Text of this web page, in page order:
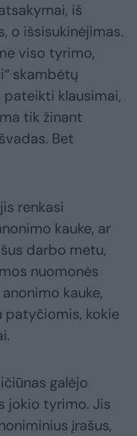
iš
o išsisukinėjimas.
viso tyrimo,
skambėtų
pateikti klausimai,
tik žinant
Bet
renkasi
kauke, ar
darbo metu,
nuomonės
kauke,
patyčiomis, kokie
galėjo
jokio tyrimo. Jis
įrašus,